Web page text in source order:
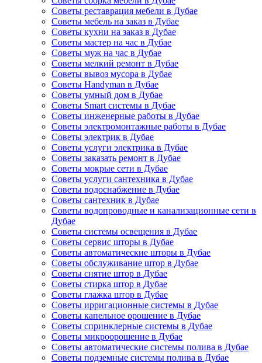
Советы реставрация мебели в Дубае
Советы мебель на заказ в Дубае
Советы кухни на заказ в Дубае
Советы мастер на час в Дубае
Советы муж на час в Дубае
Советы мелкий ремонт в Дубае
Советы вывоз мусора в Дубае
Советы Handyman в Дубае
Советы умный дом в Дубае
Советы Smart системы в Дубае
Советы инженерные работы в Дубае
Советы электромонтажные работы в Дубае
Советы электрик в Дубае
Советы услуги электрика в Дубае
Советы заказать ремонт в Дубае
Советы мокрые сети в Дубае
Советы услуги сантехника в Дубае
Советы водоснабжение в Дубае
Советы сантехник в Дубае
Советы водопроводные и канализационные сети в
Дубае
Советы системы освещения в Дубае
Советы сервис шторы в Дубае
Советы автоматические шторы в Дубае
Советы обслуживание штор в Дубае
Советы снятие штор в Дубае
Советы стирка штор в Дубае
Советы глажка штор в Дубае
Советы ирригационные системы в Дубае
Советы капельное орошение в Дубае
Советы спринклерные системы в Дубае
Советы микроорошение в Дубае
Советы автоматические системы полива в Дубае
Советы подземные системы полива в Дубае